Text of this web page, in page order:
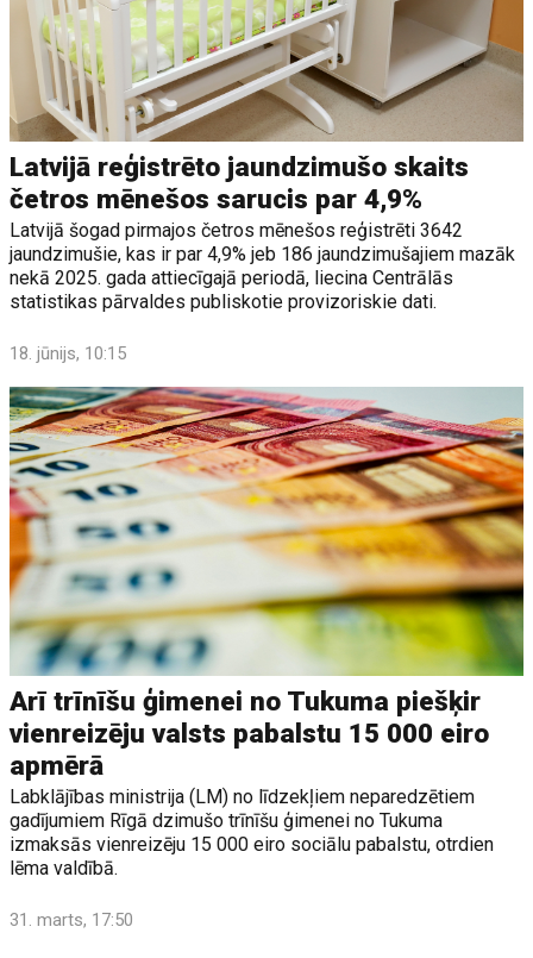
Latvijā reģistrēto jaundzimušo skaits
četros mēnešos sarucis par 4,9%
Latvijā šogad pirmajos četros mēnešos reģistrēti 3642
jaundzimušie, kas ir par 4,9% jeb 186 jaundzimušajiem mazāk
nekā 2025. gada attiecīgajā periodā, liecina Centrālās
statistikas pārvaldes publiskotie provizoriskie dati.
18. jūnijs, 10:15
Arī trīnīšu ģimenei no Tukuma piešķir
vienreizēju valsts pabalstu 15 000 eiro
apmērā
Labklājības ministrija (LM) no līdzekļiem neparedzētiem
gadījumiem Rīgā dzimušo trīnīšu ģimenei no Tukuma
izmaksās vienreizēju 15 000 eiro sociālu pabalstu, otrdien
lēma valdībā.
31. marts, 17:50